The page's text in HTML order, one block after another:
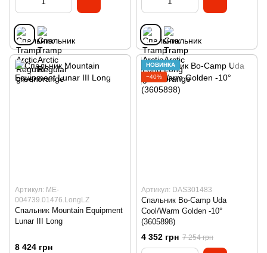
Артикул: ME-
004739.01476.LongLZ
Спальник Mountain Equipment
Lunar III Long
8 424 грн
НОВИНКА
−40%
Артикул: DAS301483
Спальник Bo-Camp Uda
Cool/Warm Golden -10°
(3605898)
4 352 грн 7 254 грн